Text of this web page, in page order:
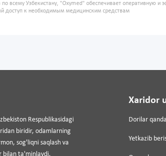
всему Узбекистану, "Oxymed" обеспечивает оперативную
доступ к необходимым медицинским средствам
Respublikasidagi
biridir, odamlarning
sog'liqni saqlash va
bilan ta'minlaydi.
Xaridor
Dorilar
Yetkazib